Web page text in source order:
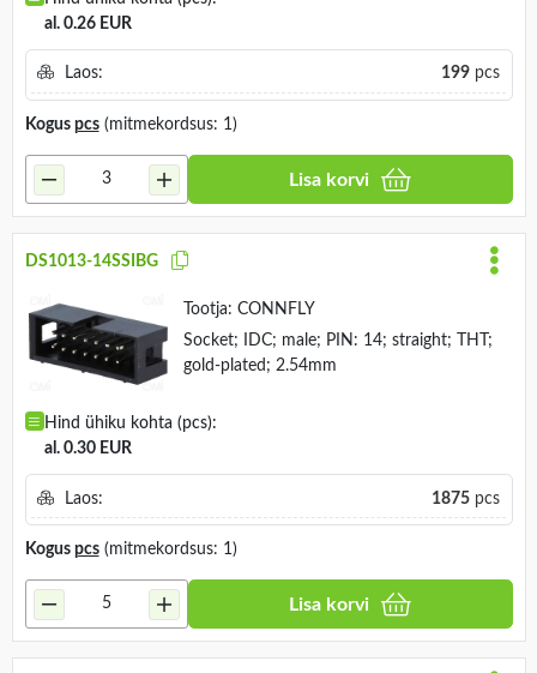
al. 0.26 EUR
Laos: 199pcs
Kogus pcs(mitmekordsus: 1)
Lisa korvi
DS1013-14SSIBG
Tootja: CONNFLY
Socket; IDC; male; PIN: 14; straight; THT;
gold-plated; 2.54mm
Hind ühiku kohta (pcs):
al. 0.30 EUR
Laos: 1875pcs
Kogus pcs(mitmekordsus: 1)
Lisa korvi